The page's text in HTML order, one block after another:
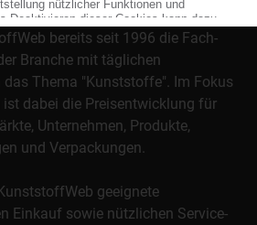
Pioniere der Kunststoffindustrie
bereits seit 1996 die Fach-
Branche mit täglichen
Thema "Kunststoffe". Im Fokus
dabei die Preisentwicklung für
Unternehmen, Produkte,
und Verpackungen.
geeignete
Einkauf sowie nützlichen Service-